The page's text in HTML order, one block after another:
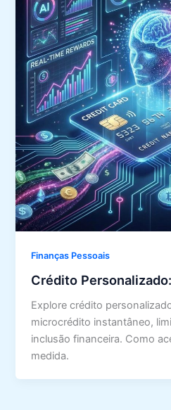
Finanças Pessoais
Crédito
Explore crédito
microcrédito instantâneo,
inclusão financeira. Como
medida.